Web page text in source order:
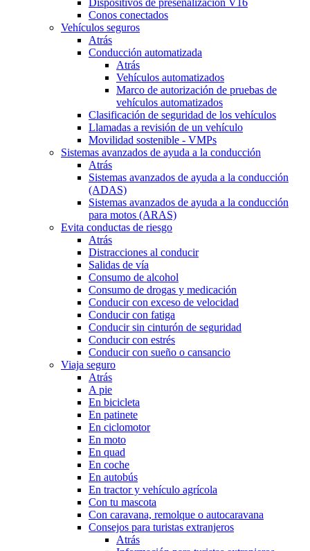
Dispositivos de preseñalización V16
Conos conectados
Vehículos seguros
Atrás
Conducción automatizada
Atrás
Vehículos automatizados
Marco de autorización de pruebas de
vehículos automatizados
Clasificación de seguridad de los vehículos
Llamadas a revisión de un vehículo
Movilidad sostenible - VMPs
Sistemas avanzados de ayuda a la conducción
Atrás
Sistemas avanzados de ayuda a la conducción
(ADAS)
Sistemas avanzados de ayuda a la conducción
para motos (ARAS)
Evita conductas de riesgo
Atrás
Distracciones al conducir
Salidas de vía
Consumo de alcohol
Consumo de drogas y medicación
Conducir con exceso de velocidad
Conducir con fatiga
Conducir sin cinturón de seguridad
Conducir con estrés
Conducir con sueño o cansancio
Viaja seguro
Atrás
A pie
En bicicleta
En patinete
En ciclomotor
En moto
En quad
En coche
En autobús
En tractor y vehículo agrícola
Con tu mascota
Con caravana, remolque o autocaravana
Consejos para turistas extranjeros
Atrás